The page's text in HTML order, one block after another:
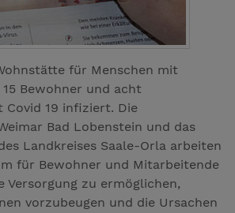
für Menschen mit
Bewohner und acht
Covid 19 infiziert. Die
Bad Lobenstein und das
Landkreises Saale-Orla arbeiten
für Bewohner und Mitarbeitende
Versorgung zu ermöglichen,
vorzubeugen und die Ursachen